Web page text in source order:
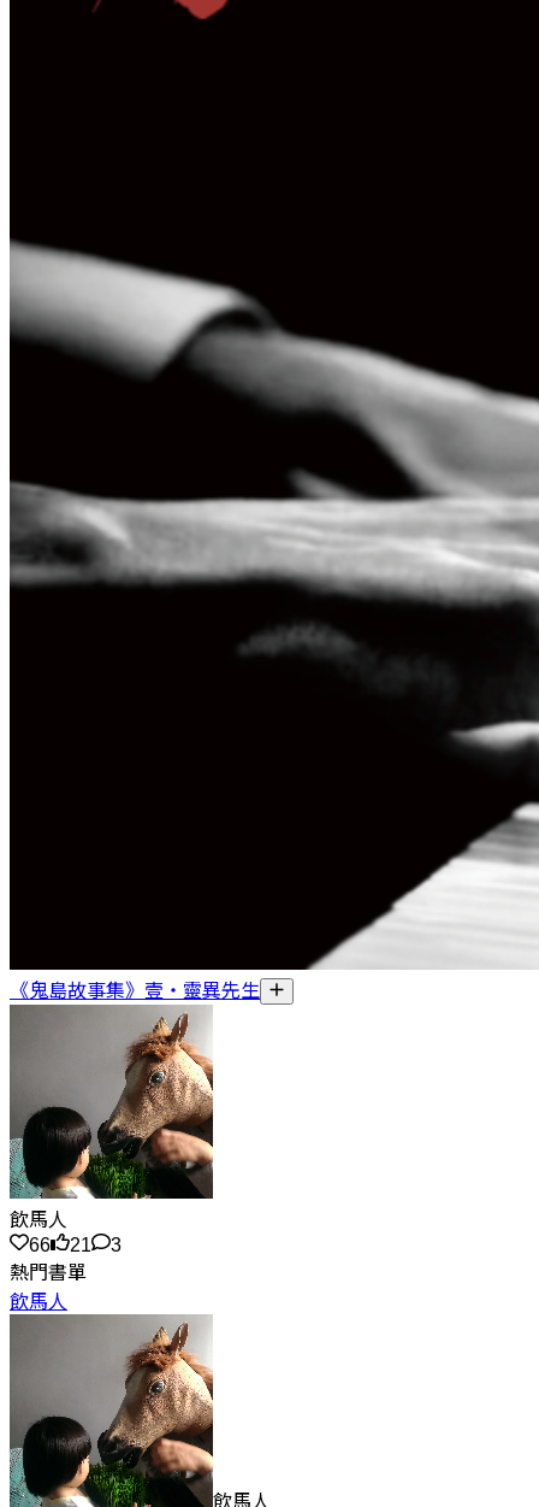
《鬼島故事集》壹・靈異先生
飲馬人
66
21
3
熱門書單
飲馬人
飲馬人